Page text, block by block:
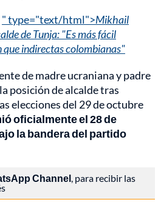
" type="text/html">Mikhail
de Tunja: "Es más fácil
indirectas colombianas"
de madre ucraniana y padre
posición de alcalde tras
elecciones del 29 de octubre
oficialmente el 28 de
la bandera del partido
Channel , para recibir las